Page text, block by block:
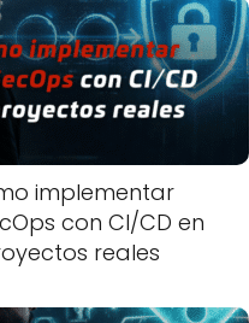
implementar
con CI/CD en
reales